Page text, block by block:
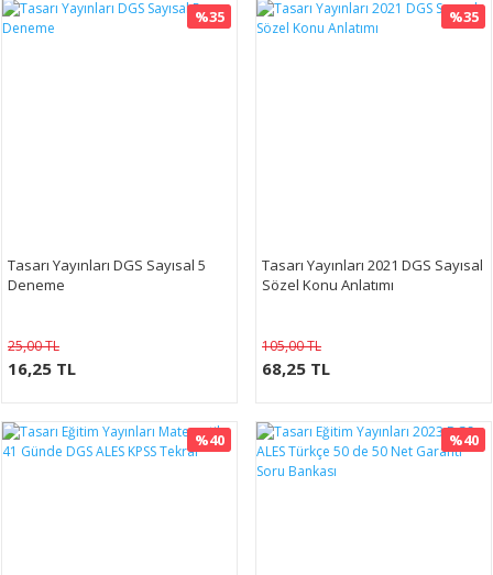
%35
Tasarı Yayınları DGS Sayısal 5
Deneme
25,00 TL
16,25 TL
%35
Tasarı Yayınları 2021 DGS Sayısal
Sözel Konu Anlatımı
105,00 TL
68,25 TL
%40 %40